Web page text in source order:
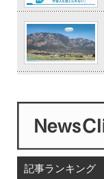
記事ランキング